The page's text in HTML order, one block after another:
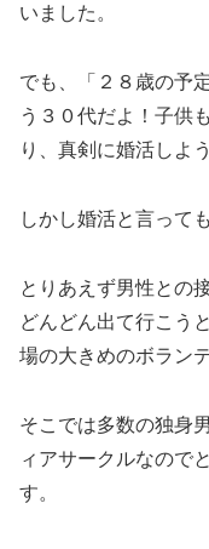
いました。
でも、「２８歳の予
う３０代だよ！子供
り、真剣に婚活しよ
しかし婚活と言って
とりあえず男性との
どんどん出て行こう
場の大きめのボラン
そこでは多数の独身
ィアサークルなので
す。